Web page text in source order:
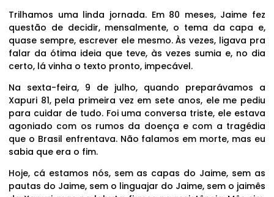
Trilhamos uma linda jornada. Em 80 meses, Jaime fez
questão de decidir, mensalmente, o tema da capa e,
quase sempre, escrever ele mesmo. Às vezes, ligava pra
falar da ótima ideia que teve, às vezes sumia e, no dia
certo, lá vinha o texto pronto, impecável.
Na sexta-feira, 9 de julho, quando preparávamos a
Xapuri 81, pela primeira vez em sete anos, ele me pediu
para cuidar de tudo. Foi uma conversa triste, ele estava
agoniado com os rumos da doença e com a tragédia
que o Brasil enfrentava. Não falamos em morte, mas eu
sabia que era o fim.
Hoje, cá estamos nós, sem as capas do Jaime, sem as
pautas do Jaime, sem o linguajar do Jaime, sem o jaimês